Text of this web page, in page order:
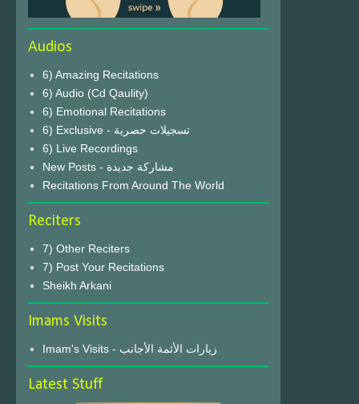
Audios
6) Amazing Recitations
6) Audio (Cd Qaulity)
6) Emotional Recitations
6) Exclusive - تسجيلات حصرية
6) Live Recordings
New Posts - مشاركة جديدة
Recitations From Around The World
Reciters
7) Other Reciters
7) Post Your Recitations
Sheikh Arkani
Imams Visits
Imam's Visits - زيارات الأئمة الأجانب
Latest Stuff